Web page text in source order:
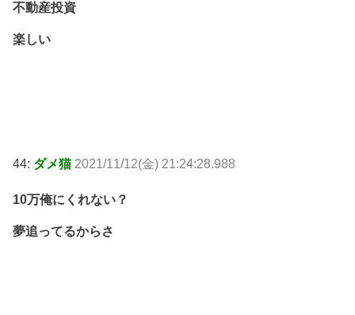
不動産投資
楽しい
44: ダメ猫 2021/11/12(金) 21:24:28.988
10万俺にくれない？
夢追ってるからさ